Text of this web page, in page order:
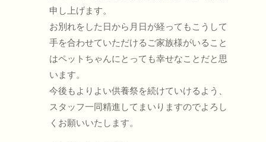
申し上げます。
お別れをした日から月日が経ってもこうして
手を合わせていただけるご家族様がいること
はペットちゃんにとっても幸せなことだと思
います。
今後もよりよい供養祭を続けていけるよう、
スタッフ一同精進してまいりますのでよろし
くお願いいたします。